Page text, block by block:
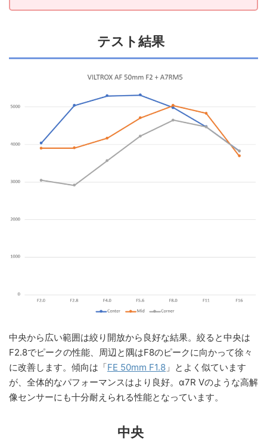
テスト結果
中央から広い範囲は絞り開放から良好な結果。絞ると中央は
F2.8でピークの性能、周辺と隅はF8のピークに向かって徐々
に改善します。傾向は「FE 50mm F1.8 」とよく似ています
が、全体的なパフォーマンスはより良好。α7R Vのような高解
像センサーにも十分耐えられる性能となっています。
中央